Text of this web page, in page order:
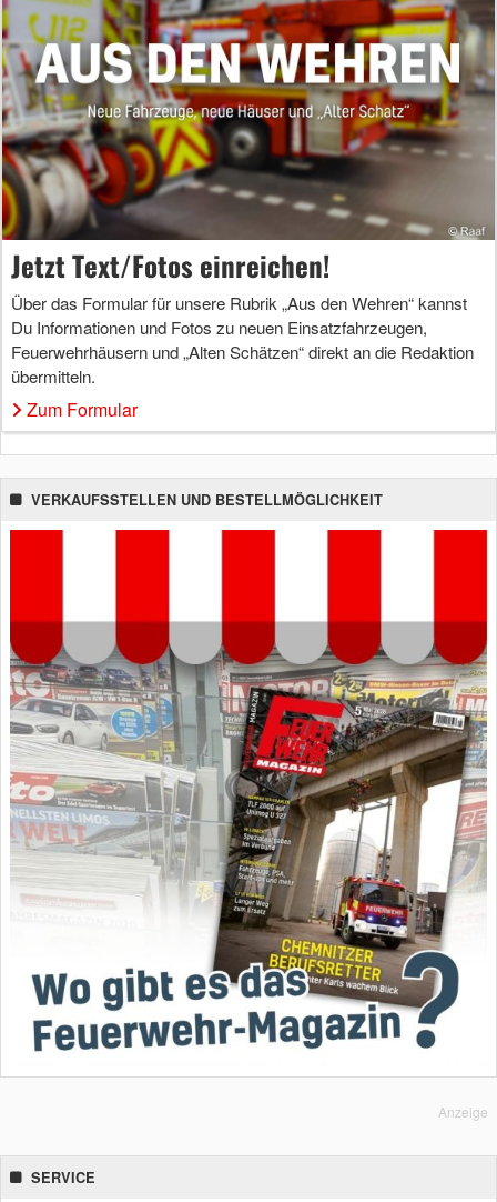
Jetzt Text/Fotos einreichen!
Über das Formular für unsere Rubrik „Aus den Wehren“ kannst
Du Informationen und Fotos zu neuen Einsatzfahrzeugen,
Feuerwehrhäusern und „Alten Schätzen“ direkt an die Redaktion
übermitteln.
Zum Formular
VERKAUFSSTELLEN UND BESTELLMÖGLICHKEIT
Anzeige
SERVICE